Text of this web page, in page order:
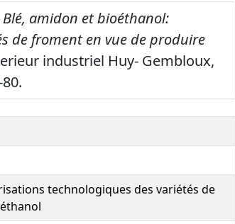
Blé, amidon et bioéthanol:
de froment en vue de produire
industriel Huy- Gembloux,
technologiques des variétés de